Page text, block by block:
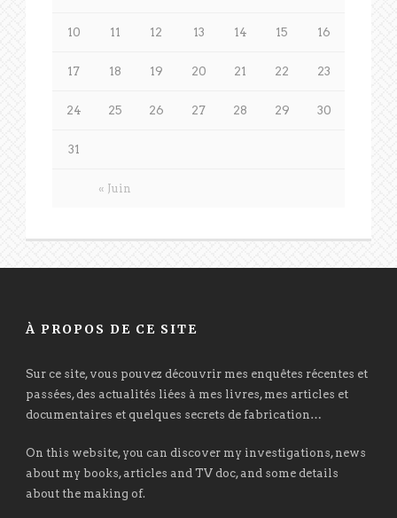
« Juin
10 11 12 13 14 15 16
17 18 19 20 21 22 23
24 25 26 27 28 29 30
31
À PROPOS DE CE SITE
Sur ce site, vous pouvez découvrir mes enquêtes récentes et
passées, des actualités liées à mes livres, mes articles et
documentaires et quelques secrets de fabrication…
On this website, you can discover my investigations, news
about my books, articles and TV doc, and some details
about the making of.